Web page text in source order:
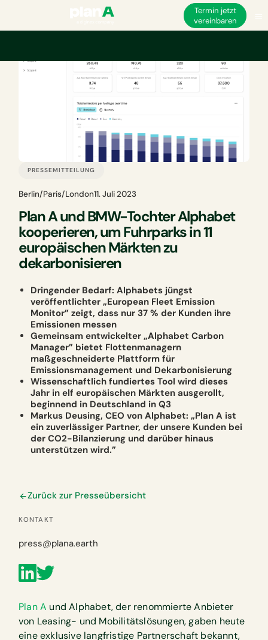
Termin jetzt
vereinbaren
PRESSEMITTEILUNG
Berlin/Paris/London11. Juli 2023
Plan A und BMW-Tochter Alphabet
kooperieren, um Fuhrparks in 11
europäischen Märkten zu
dekarbonisieren
Dringender Bedarf: Alphabets jüngst
veröffentlichter „European Fleet Emission
Monitor” zeigt, dass nur 37 % der Kunden ihre
Emissionen messen
Gemeinsam entwickelter „Alphabet Carbon
Manager” bietet Flottenmanagern
maßgeschneiderte Plattform für
Emissionsmanagement und Dekarbonisierung
Wissenschaftlich fundiertes Tool wird dieses
Jahr in elf europäischen Märkten ausgerollt,
beginnend in Deutschland in Q3
Markus Deusing, CEO von Alphabet: „Plan A ist
ein zuverlässiger Partner, der unsere Kunden bei
der CO2-Bilanzierung und darüber hinaus
unterstützen wird.”
Zurück zur Presseübersicht
KONTAKT
press@plana.earth
Plan A und Alphabet, der renommierte Anbieter
von Leasing- und Mobilitätslösungen, gaben heute
eine exklusive langfristige Partnerschaft bekannt,